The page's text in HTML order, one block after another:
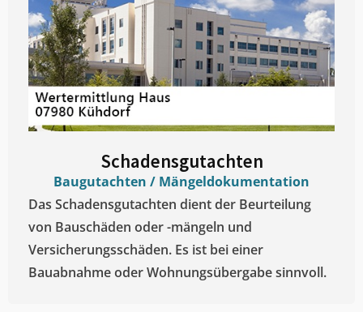
Schadensgutachten
Baugutachten / Mängeldokumentation
Das Schadensgutachten dient der Beurteilung
von Bauschäden oder -mängeln und
Versicherungsschäden. Es ist bei einer
Bauabnahme oder Wohnungsübergabe sinnvoll.